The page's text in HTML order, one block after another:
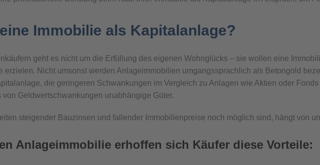
Immobilie als Kapitalanlage?
geht es nicht um die Erfüllung des eigenen Wohnglücks – sie wollen eine
erzielen. Nicht umsonst werden Anlageimmobilien umgangssprachlich als Betongold
die geringeren Schwankungen im Vergleich zu Anlagen wie Aktien oder
Geldwertschwankungen unabhängige Güter.
steigender Bauzinsen und fallender Immobilienpreise noch möglich sind, hängt von
Anlageimmobilie erhoffen sich Käufer diese Vorteile: